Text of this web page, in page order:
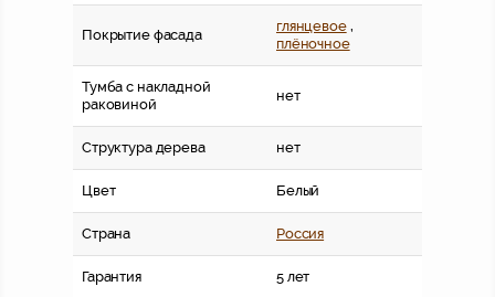
Покрытие фасада
глянцевое,
плёночное
Тумба с накладной
раковиной
нет
Структура дерева нет
Цвет Белый
Страна Россия
Гарантия 5 лет